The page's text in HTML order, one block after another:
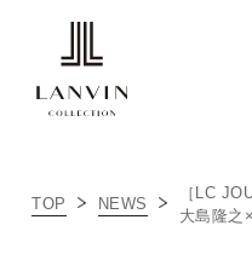
TOP NEWS
［LC
大島隆之